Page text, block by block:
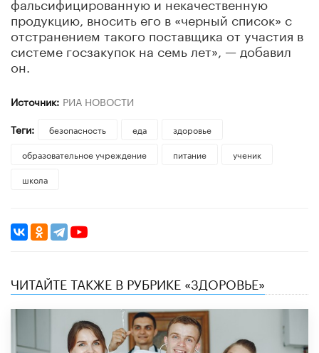
продукцию, вносить его в «черный список» с
отстранением такого поставщика от участия в
системе госзакупок на семь лет», — добавил
он.
Источник: РИА НОВОСТИ
Теги:
безопасность еда
здоровье
образовательное учреждение
питание
ученик
школа
ЧИТАЙТЕ ТАКЖЕ В РУБРИКЕ «ЗДОРОВЬЕ»